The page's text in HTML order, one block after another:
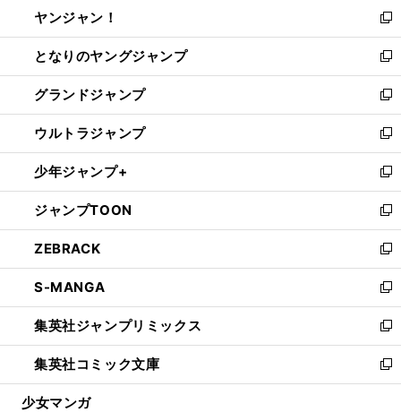
く
で
開
く
ィ
ン
ド
ウ
で
開
く
い
ウ
ィ
ン
ド
ウ
で
開
く
ヤンジャン！
新
し
い
ウ
ィ
ン
ド
ウ
で
開
く
となりのヤングジャンプ
新
し
い
ウ
ィ
ン
ド
ウ
で
開
く
グランドジャンプ
新
し
い
ウ
ィ
ン
ド
ウ
で
開
く
ウルトラジャンプ
新
し
い
ウ
ィ
ン
ド
ウ
で
開
く
少年ジャンプ+
新
し
い
ウ
ィ
ン
ド
ウ
で
開
く
ジャンプTOON
新
し
い
ウ
ィ
ン
ド
ウ
で
開
ZEBRACK
新
し
い
ウ
ィ
ン
ド
ウ
S-MANGA
新
し
い
ウ
ィ
ン
集英社ジャンプリミックス
新
し
い
ウ
集英社コミック文庫
新
し
少女マンガ